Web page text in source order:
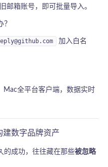
邮箱账号，即可批量导入。
加入白名
Mac全平台客户端，数据实时
建数字品牌资产
的成功，往往藏在那些被忽略